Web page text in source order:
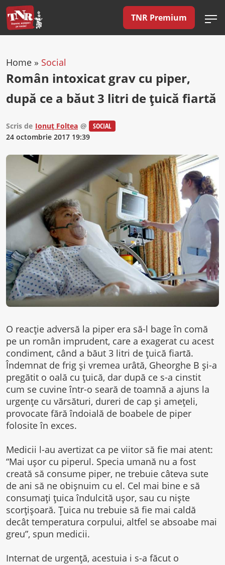
TNR Premium
Home » Social
Român intoxicat grav cu piper,
după ce a băut 3 litri de ţuică fiartă
Scris de Ionuț Foltea @
SOCIAL
24 octombrie 2017 19:39
O reacţie adversă la piper era să-l bage în comă
pe un român imprudent, care a exagerat cu acest
condiment, când a băut 3 litri de ţuică fiartă.
Îndemnat de frig şi vremea urâtă, Gheorghe B şi-a
pregătit o oală cu ţuică, dar după ce s-a cinstit
cum se cuvine într-o seară de toamnă a ajuns la
urgenţe cu vărsături, dureri de cap şi ameţeli,
provocate fără îndoială de boabele de piper
folosite în exces.
Medicii l-au avertizat ca pe viitor să fie mai atent:
“Mai uşor cu piperul. Specia umană nu a fost
creată să consume piper, ne trebuie câteva sute
de ani să ne obişnuim cu el. Cel mai bine e să
consumaţi ţuica îndulcită uşor, sau cu nişte
scorţişoară. Ţuica nu trebuie să fie mai caldă
decât temperatura corpului, altfel se absoabe mai
greu”, spun medicii.
Internat de urgenţă, acestuia i s-a făcut o